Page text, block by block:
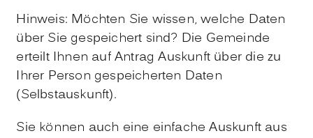
Hinweis: Möchten Sie wissen, welche Daten
über Sie gespeichert sind? Die Gemeinde
erteilt Ihnen auf Antrag Auskunft über die zu
Ihrer Person gespeicherten Daten
(Selbstauskunft).
Sie können auch eine einfache Auskunft aus